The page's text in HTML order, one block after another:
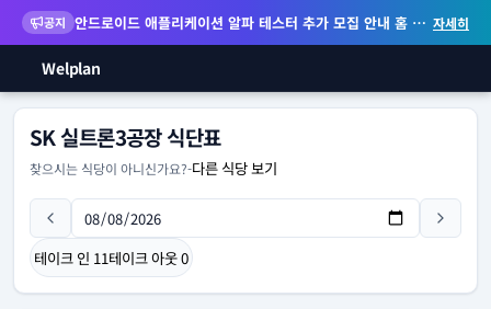
공지 안드로이드 애플리케이션 알파 테스터 추가 모집 안내 홈 화면 위젯 등 지원 자세히
Welplan
SK 실트론3공장 식단표
찾으시는 식당이 아니신가요?-다른 식당 보기
테이크 인 11테이크 아웃0